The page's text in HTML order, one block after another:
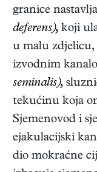
granice
deferens), koji
u malu zdjelicu,
izvodnim
seminalis),
tekućinu koja
Sjemenovod i
ejakulacijski
dio mokraćne